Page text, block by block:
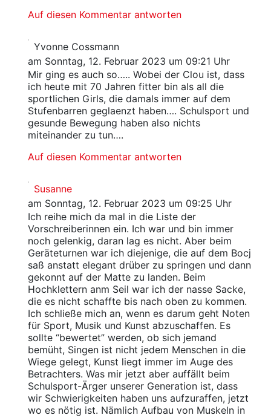
Auf diesen Kommentar antworten
Yvonne Cossmann
am Sonntag, 12. Februar 2023 um 09:21 Uhr
Mir ging es auch so….. Wobei der Clou ist, dass
ich heute mit 70 Jahren fitter bin als all die
sportlichen Girls, die damals immer auf dem
Stufenbarren geglaenzt haben…. Schulsport und
gesunde Bewegung haben also nichts
miteinander zu tun….
Auf diesen Kommentar antworten
Susanne
am Sonntag, 12. Februar 2023 um 09:25 Uhr
Ich reihe mich da mal in die Liste der
Vorschreiberinnen ein. Ich war und bin immer
noch gelenkig, daran lag es nicht. Aber beim
Geräteturnen war ich diejenige, die auf dem Bocj
saß anstatt elegant drüber zu springen und dann
gekonnt auf der Matte zu landen. Beim
Hochklettern anm Seil war ich der nasse Sacke,
die es nicht schaffte bis nach oben zu kommen.
Ich schließe mich an, wenn es darum geht Noten
für Sport, Musik und Kunst abzuschaffen. Es
sollte “bewertet” werden, ob sich jemand
bemüht, Singen ist nicht jedem Menschen in die
Wiege gelegt, Kunst liegt immer im Auge des
Betrachters. Was mir jetzt aber auffällt beim
Schulsport-Ärger unserer Generation ist, dass
wir Schwierigkeiten haben uns aufzuraffen, jetzt
wo es nötig ist. Nämlich Aufbau von Muskeln in